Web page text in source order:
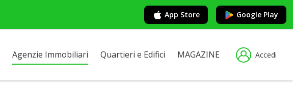
App Store Google Play
Agenzie Immobiliari Quartieri e Edifici MAGAZINE Accedi